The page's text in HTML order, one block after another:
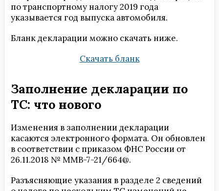
по транспортному налогу 2019 года
указывается год выпуска автомобиля.
Бланк декларации можно скачать ниже.
Скачать бланк
Заполнение декларации по
ТС: что нового
Изменения в заполнении декларации
касаются электронного формата. Он обновлен
в соответствии с приказом ФНС России от
26.11.2018 № ММВ-7-21/664@.
Разъясняющие указания в разделе 2 сведений